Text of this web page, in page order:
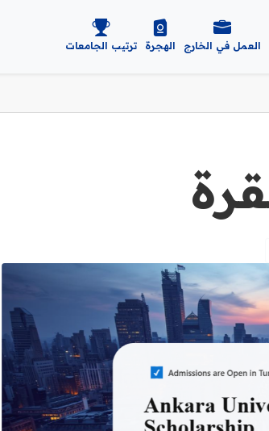
العمل في الخارج الهجرة ترتيب الجامعات